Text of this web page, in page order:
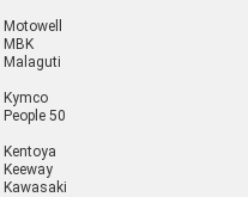
Motowell
MBK
Malaguti
Kymco
People 50
Kentoya
Keeway
Kawasaki